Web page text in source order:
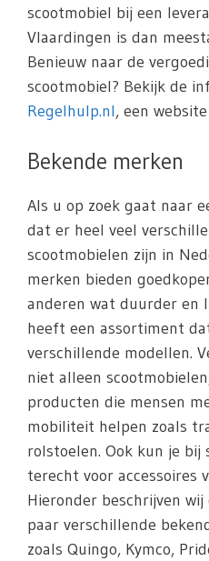
scootmobiel bij een
Vlaardingen is dan
Benieuw naar de
scootmobiel? Bekijk de
Regelhulp.nl, een
Bekende merken
Als u op zoek gaat naar
dat er heel veel
scootmobielen zijn in
merken bieden
anderen wat duurder en
heeft een assortiment
verschillende modellen.
niet alleen
producten die mensen
mobiliteit helpen zoals
rolstoelen. Ook kun je bij
terecht voor accessoires
Hieronder beschrijven
paar verschillende
zoals Quingo, Kymco,